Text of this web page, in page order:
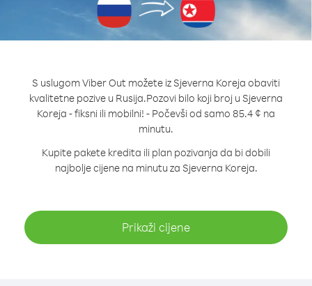
S uslugom Viber Out možete iz Sjeverna Koreja obaviti
kvalitetne pozive u Rusija.Pozovi bilo koji broj u Sjeverna
Koreja - fiksni ili mobilni! - Počevši od samo 85.4 ¢ na
minutu.
Kupite pakete kredita ili plan pozivanja da bi dobili
najbolje cijene na minutu za Sjeverna Koreja.
Prikaži cijene